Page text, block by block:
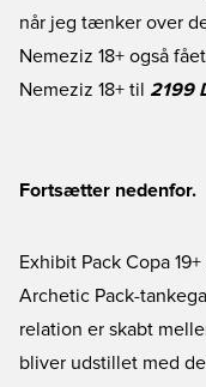
når jeg tænker over
Nemeziz 18+ også
Nemeziz 18+ til 2199
Fortsætter nedenfor.
Exhibit Pack Copa 19+
Archetic Pack-
relation er skabt
bliver udstillet med